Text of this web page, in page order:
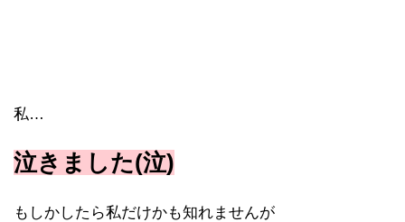
私…
泣きました(泣)
もしかしたら私だけかも知れませんが